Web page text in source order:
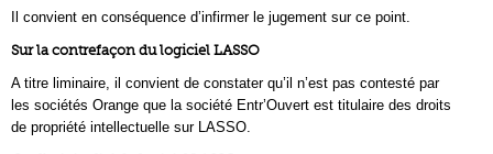
Il convient en conséquence d’infirmer le jugement sur ce point.
Sur la contrefaçon du logiciel LASSO
A titre liminaire, il convient de constater qu’il n’est pas contesté par
les sociétés Orange que la société Entr’Ouvert est titulaire des droits
de propriété intellectuelle sur LASSO.